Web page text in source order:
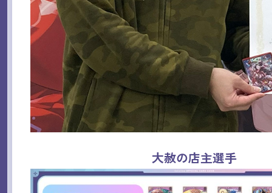
大赦の店主選手